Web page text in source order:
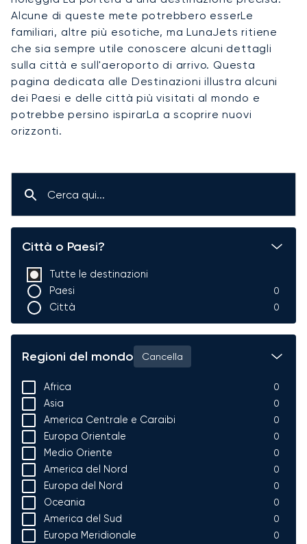
Alcune di queste mete potrebbero esserLe
familiari, altre più esotiche, ma LunaJets ritiene
che sia sempre utile conoscere alcuni dettagli
sulla città e sull'aeroporto di arrivo. Questa
pagina dedicata alle Destinazioni illustra alcuni
dei Paesi e delle città più visitati al mondo e
potrebbe persino ispirarLa a scoprire nuovi
orizzonti.
Città o Paesi?
Tutte le destinazioni
Paesi
0
Città
0
Regioni del mondo Cancella
Africa
0
Asia
0
America Centrale e Caraibi
0
Europa Orientale
0
Medio Oriente
0
America del Nord
0
Europa del Nord
0
Oceania
0
America del Sud
0
Europa Meridionale
0